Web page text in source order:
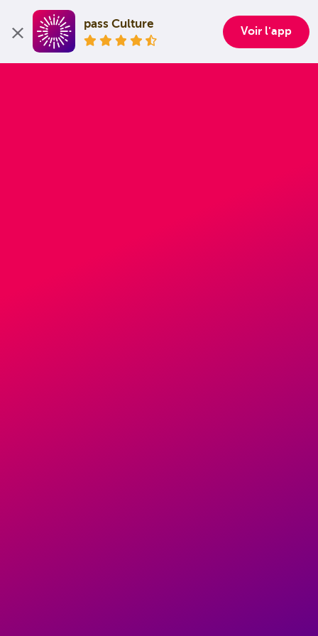
pass Culture
Voir l'app